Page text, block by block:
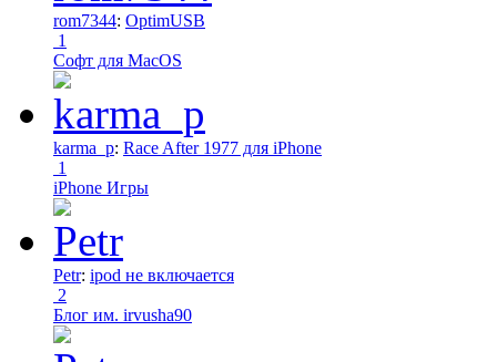
rom7344: OptimUSB
1
Софт для MacOS
karma_p: Race After 1977 для iPhone
1
iPhone Игры
Petr: ipod не включается
2
Блог им. irvusha90